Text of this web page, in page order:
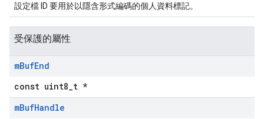
設定檔 ID 要用於以隱含形式編碼的個人資料標記。
受保護的屬性
mBufEnd
const uint8_t *
mBufHandle